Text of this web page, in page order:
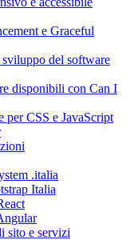
e Graceful
del software
disponibili con Can I
per CSS e JavaScript
.italia
Italia
sito e servizi